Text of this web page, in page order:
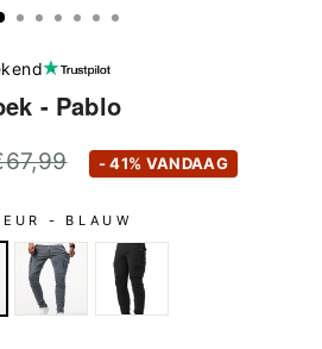
- Pablo
- 41% VANDAAG
- BLAUW